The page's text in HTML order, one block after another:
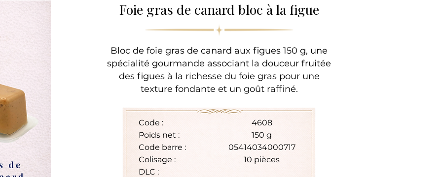
Foie gras de canard bloc à la figue
Bloc de foie gras de canard aux figues 150 g, une
spécialité gourmande associant la douceur fruitée
des figues à la richesse du foie gras pour une
texture fondante et un goût raffiné.
Code :
Poids net :
Code barre :
Colisage :
DLC :
4608
150 g
05414034000717
10 pièces